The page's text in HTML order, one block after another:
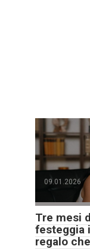
09.01.2026
Tre mesi
festeggia
regalo